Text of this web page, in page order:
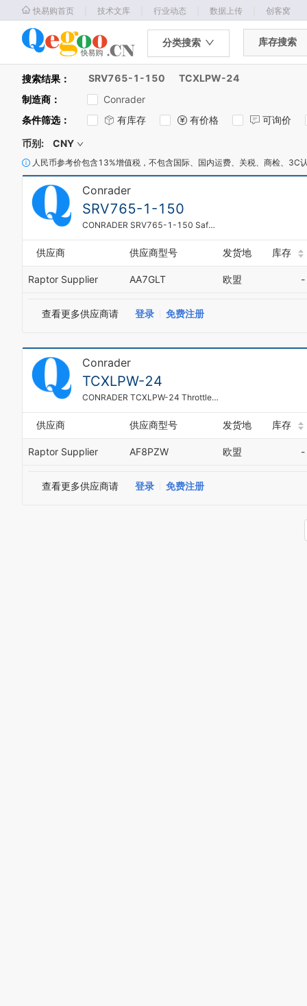
快易购首页 技术文库 行业动态 数据上传 创客窝
分类搜索 库存搜索
搜索结果： SRV765-1-150
TCXLPW-24
制造商 ：
Conrader
条件筛选： 有库存 有价格
可询价
币别:
CNY
人民币参考价包含13%增值税，不包含国际、国内运费、关税、商检、3C
Conrader
SRV765-1-150
CONRADER SRV765-1-150 Safety Valve Soft Seat 1 Inch 150 Psi
供应商 供应商型号 发货地 库存
Raptor Supplier AA7GLT 欧盟 -
查看更多供应商请 登录 免费注册
Conrader
TCXLPW-24
CONRADER TCXLPW-24 Throttle Control Gas Engine Driven 100 Psi
供应商 供应商型号 发货地 库存
Raptor Supplier AF8PZW 欧盟 -
查看更多供应商请 登录 免费注册